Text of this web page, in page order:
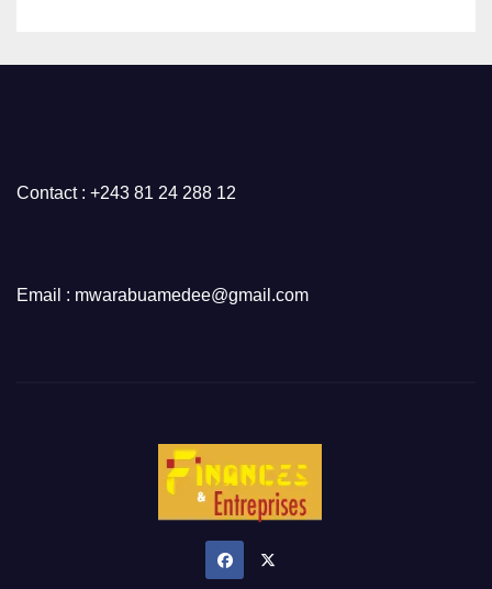
Contact : +243 81 24 288 12
Email : mwarabuamedee@gmail.com